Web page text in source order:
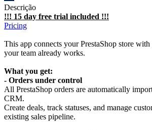
Descrição
!!! 15 day free trial included !!!
Pricing
This app connects your PrestaShop store
your team already works.
What you get:
- Orders under control
All PrestaShop orders are automatically
CRM.
Create deals, track statuses, and manage
existing sales pipeline.